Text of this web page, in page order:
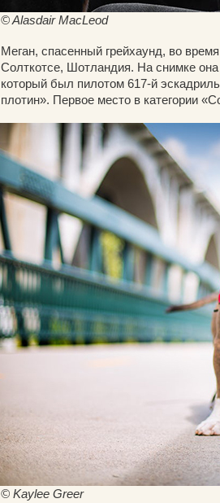
© Alasdair MacLeod
Меган, спасенный грейхаунд, во
Солткотсе, Шотландия. На снимке
который был пилотом 617-й
плотин». Первое место в категории
© Kaylee Greer